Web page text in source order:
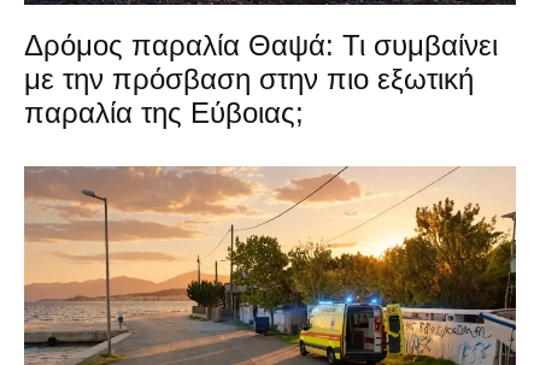
Δρόμος παραλία Θαψά: Τι συμβαίνει
με την πρόσβαση στην πιο εξωτική
παραλία της Εύβοιας;